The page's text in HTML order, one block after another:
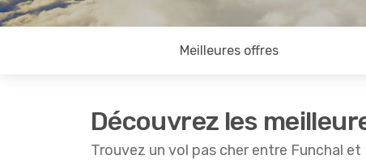
Meilleures offres
Découvrez les
Trouvez un vol pas cher entre Funchal